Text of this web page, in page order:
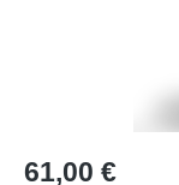
Regulärer Preis:
61,00 €